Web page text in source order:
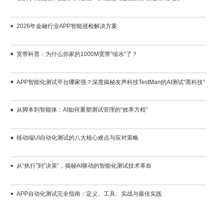
2026年金融行业APP智能巡检解决方案
宽带科普：为什么你家的1000M宽带“缩水”了？
APP智能化测试平台哪家强？深度揭秘友声科技TestMan的AI测试“黑科技”
从脚本到智能体：AI如何重塑测试管理的“效率方程”
移动端UI自动化测试的八大核心难点与应对策略
从“执行”到“决策”，揭秘AI驱动的智能化测试技术革命
APP自动化测试完全指南：定义、工具、实战与最佳实践